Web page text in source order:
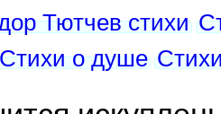
Тютчев стихи
Стихи о душе